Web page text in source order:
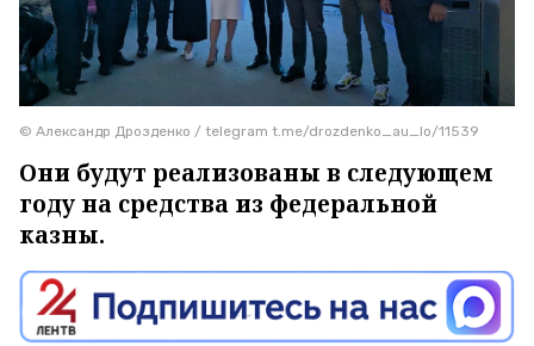
© Александр Дрозденко / telegram t.me/drozdenko_au_lo/11539
Они будут реализованы в следующем
году на средства из федеральной
казны.